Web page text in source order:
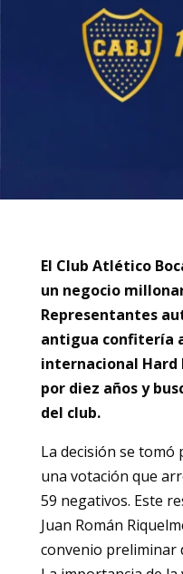
El Club Atlético
un negocio
Representantes
antigua confitería
internacional Hard
por diez años y
del club.
La decisión se tomó
una votación que
59 negativos. Este
Juan Román
convenio preliminar